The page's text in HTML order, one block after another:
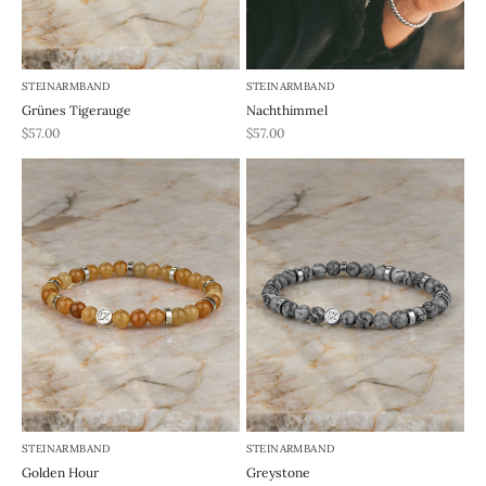
STEINARMBAND
Grünes Tigerauge
REA-pris
$57.00
STEINARMBAND
Nachthimmel
REA-pris
$57.00
STEINARMBAND
Golden Hour
STEINARMBAND
Greystone